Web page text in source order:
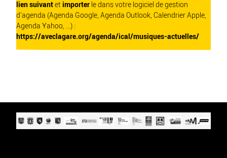
lien suivantet importer le dans votre logiciel de gestion
d'agenda (Agenda Google, Agenda Outlook, Calendrier Apple,
Agenda Yahoo, ...) :
https://aveclagare.org/agenda/ical/musiques-actuelles/